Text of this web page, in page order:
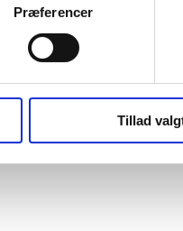
Præferencer
Tillad